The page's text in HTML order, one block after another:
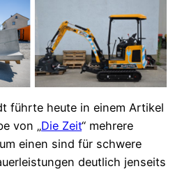
führte heute in einem Artikel
von „Die Zeit“ mehrere
einen sind für schwere
deutlich jenseits